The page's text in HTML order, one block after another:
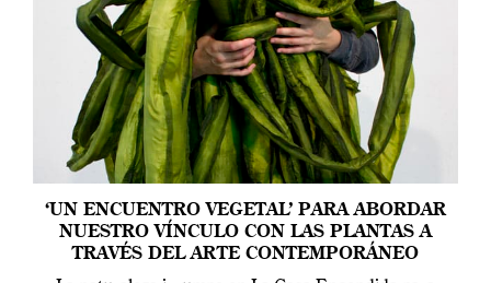
‘UN ENCUENTRO VEGETAL’ PARA ABORDAR
NUESTRO VÍNCULO CON LAS PLANTAS A
TRAVÉS DEL ARTE CONTEMPORÁNEO